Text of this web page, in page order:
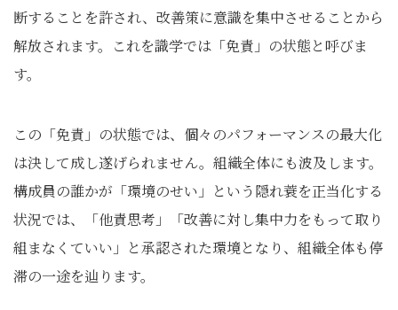
断することを許され、改善策に意識を集中させることから
解放されます。これを識学では「免責」の状態と呼びま
す。
この「免責」の状態では、個々のパフォーマンスの最大化
は決して成し遂げられません。組織全体にも波及します。
構成員の誰かが「環境のせい」という隠れ蓑を正当化する
状況では、「他責思考」「改善に対し集中力をもって取り
組まなくていい」と承認された環境となり、組織全体も停
滞の一途を辿ります。